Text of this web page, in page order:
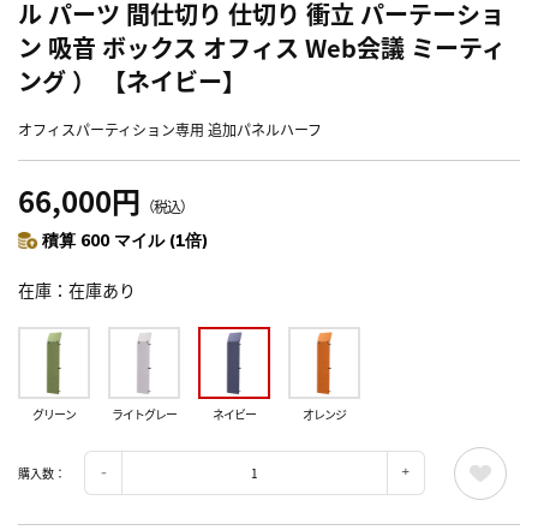
ル パーツ 間仕切り 仕切り 衝立 パーテーショ
ン 吸音 ボックス オフィス Web会議 ミーティ
ング ） 【ネイビー】
オフィスパーティション専用 追加パネルハーフ
66,000円 （税込）
積算 600 マイル (1倍)
在庫 在庫あり
グリーン ライトグレー ネイビー オレンジ
購入数：